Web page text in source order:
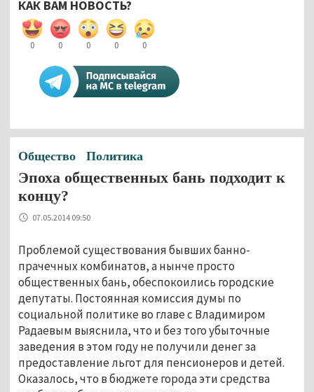
КАК ВАМ НОВОСТЬ?
0 0 0 0 0
Общество Политика
Эпоха общественных бань подходит к
концу?
07.05.2014 09:50
Проблемой существования бывших банно-
прачечных комбинатов, а нынче просто
общественных бань, обеспокоились городские
депутаты. Постоянная комиссия думы по
социальной политике во главе с Владимиром
Радаевым выяснила, что и без того убыточные
заведения в этом году не получили денег за
предоставление льгот для пенсионеров и детей.
Оказалось, что в бюджете города эти средства